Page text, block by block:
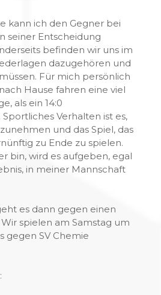
kann ich den Gegner bei
seiner Entscheidung
befinden wir uns im
dazugehören und
Für mich persönlich
Hause fahren eine viel
als ein 14:0
Verhalten ist es,
und das Spiel, das
zu Ende zu spielen.
bin, wird es aufgeben, egal
in meiner Mannschaft
es dann gegen einen
spielen am Samstag um
gegen SV Chemie